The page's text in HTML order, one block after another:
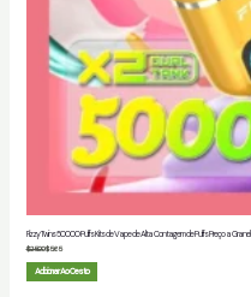
Fizzy Twins 50000 Puffs Kits de Vape de Alta Contagem de Puffs Preço a Granel
$25.00$5.65
Adicionar Ao Cesto